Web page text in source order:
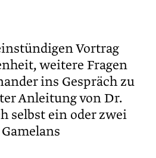
Vortrag
weitere Fragen
ins Gespräch zu
Anleitung von Dr.
selbst ein oder zwei